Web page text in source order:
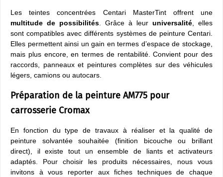
Les teintes concentrées Centari MasterTint offrent une
multitude de possibilités . Grâce à leur universalité , elles
sont compatibles avec différents systèmes de peinture Centari.
Elles permettent ainsi un gain en termes d’espace de stockage,
mais plus encore, en termes de rentabilité. Convient pour des
raccords, panneaux et peintures complètes sur des véhicules
légers, camions ou autocars.
Préparation de la peinture AM775 pour
carrosserie Cromax
En fonction du type de travaux à réaliser et la qualité de
peinture solvantée souhaitée (finition bicouche ou brillant
direct), il existe tout un ensemble de liants et activateurs
adaptés. Pour choisir les produits nécessaires, nous vous
invitons à vous reporter aux fiches techniques de chaque